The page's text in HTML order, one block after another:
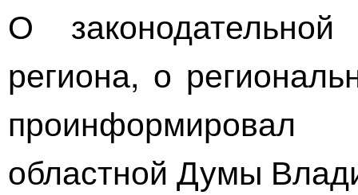
О законодательной
региона, о
проинформировал
областной Думы